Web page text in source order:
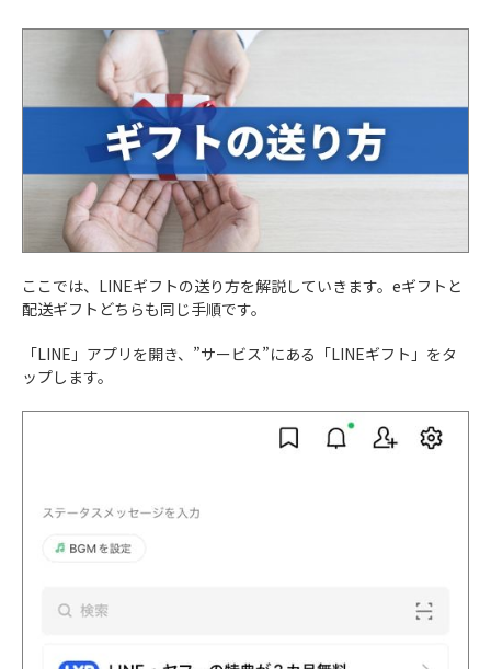
ここでは、LINEギフトの送り方を解説していきます。eギフトと
配送ギフトどちらも同じ手順です。
「LINE」アプリを開き、”サービス”にある「LINEギフト」をタ
ップします。